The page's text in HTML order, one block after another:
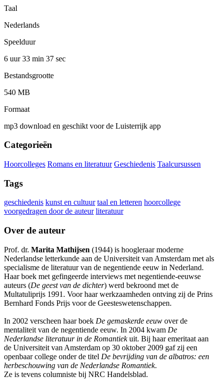
Taal
Nederlands
Speelduur
6 uur 33 min 37 sec
Bestandsgrootte
540 MB
Formaat
mp3 download en geschikt voor de Luisterrijk app
Categorieën
Hoorcolleges Romans en literatuur Geschiedenis Taalcursussen
Tags
geschiedenis kunst en cultuur taal en letteren hoorcollege
voorgedragen door de auteur literatuur
Over de auteur
Prof. dr. Marita Mathijsen (1944) is hoogleraar moderne
Nederlandse letterkunde aan de Universiteit van Amsterdam met als
specialisme de literatuur van de negentiende eeuw in Nederland.
Haar boek met gefingeerde interviews met negentiende-eeuwse
auteurs (De geest van de dichter) werd bekroond met de
Multatuliprijs 1991. Voor haar werkzaamheden ontving zij de Prins
Bernhard Fonds Prijs voor de Geesteswetenschappen.
In 2002 verscheen haar boek De gemaskerde eeuw over de
mentaliteit van de negentiende eeuw. In 2004 kwam De
Nederlandse literatuur in de Romantiekuit. Bij haar emeritaat aan
de Universiteit van Amsterdam op 30 oktober 2009 gaf zij een
openbaar college onder de titel De bevrijding van de albatros: een
herbeschouwing van de Nederlandse Romantiek.
Ze is tevens columniste bij NRC Handelsblad.